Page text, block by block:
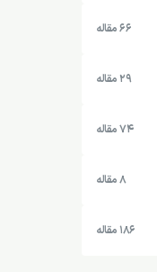
66 مقاله
29 مقاله
74 مقاله
8 مقاله
186 مقاله